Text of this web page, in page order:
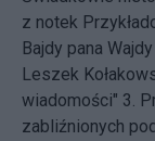
z notek
Bajdy pana Wajdy
Leszek
wiadomości" 3.
zabliźnionych